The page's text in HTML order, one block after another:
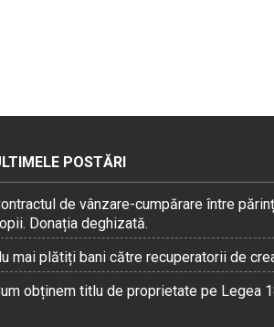
POSTĂRI
de vânzare-cumpărare între
Donația deghizată.
mai plătiți bani către recuperatorii de
obținem titlu de proprietate pe Legea